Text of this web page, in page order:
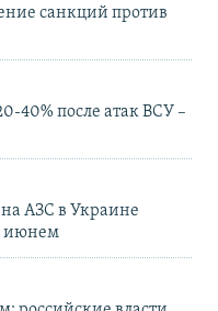
санкций против
40% после атак ВСУ –
АЗС в Украине
июнем